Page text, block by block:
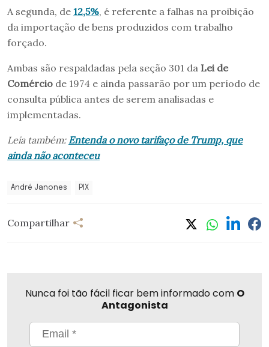
A segunda, de 12,5%, é referente a falhas na proibição
da importação de bens produzidos com trabalho
forçado.
Ambas são respaldadas pela seção 301 da Lei de
Comércio de 1974 e ainda passarão por um período de
consulta pública antes de serem analisadas e
implementadas.
Leia também: Entenda o novo tarifaço de Trump, que
ainda não aconteceu
André Janones PIX
Compartilhar
Nunca foi tão fácil ficar bem informado com O
Antagonista